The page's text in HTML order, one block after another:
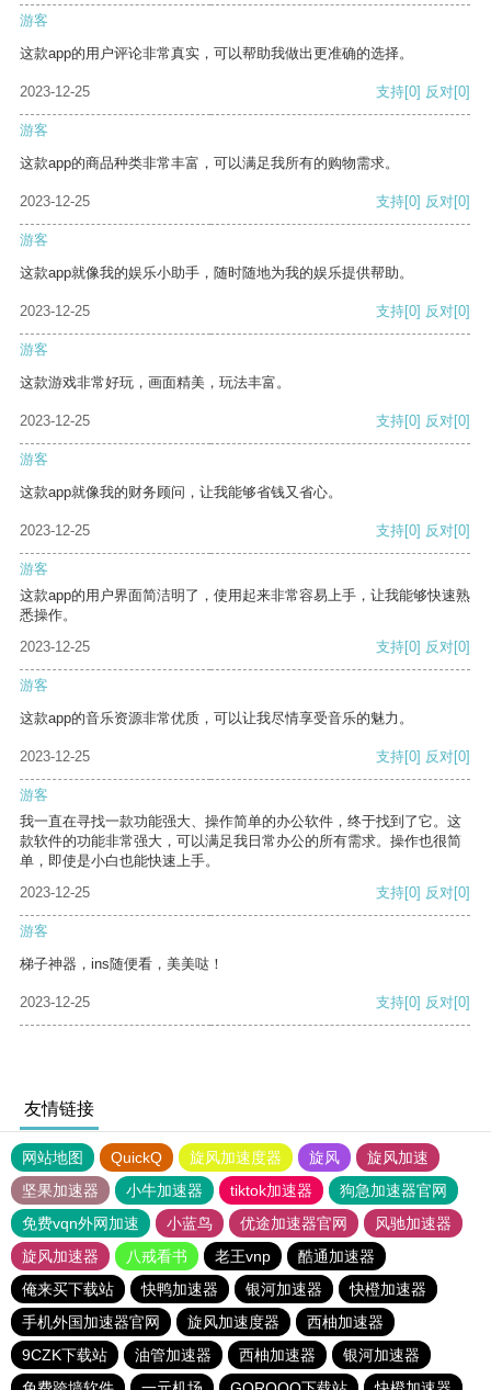
游客
这款app的用户评论非常真实，可以帮助我做出更准确的选择。
2023-12-25 支持[0] 反对[0]
游客
这款app的商品种类非常丰富，可以满足我所有的购物需求。
2023-12-25 支持[0] 反对[0]
游客
这款app就像我的娱乐小助手，随时随地为我的娱乐提供帮助。
2023-12-25 支持[0] 反对[0]
游客
这款游戏非常好玩，画面精美，玩法丰富。
2023-12-25 支持[0] 反对[0]
游客
这款app就像我的财务顾问，让我能够省钱又省心。
2023-12-25 支持[0] 反对[0]
游客
这款app的用户界面简洁明了，使用起来非常容易上手，让我能够快速熟
悉操作。
2023-12-25
支持[0] 反对[0]
游客
这款app的音乐资源非常优质，可以让我尽情享受音乐的魅力。
2023-12-25 支持[0] 反对[0]
游客
我一直在寻找一款功能强大、操作简单的办公软件，终于找到了它。这
款软件的功能非常强大，可以满足我日常办公的所有需求。操作也很简
单，即使是小白也能快速上手。
2023-12-25
支持[0] 反对[0]
游客
梯子神器，ins随便看，美美哒！
2023-12-25 支持[0] 反对[0]
友情链接
网站地图 QuickQ 旋风加速度器 旋风
旋风加速
坚果加速器
小牛加速器 tiktok加速器
狗急加速器官网
免费vqn外网加速
小蓝鸟 优途加速器官网
风驰加速器
旋风加速器
八戒看书 老王vnp
酷通加速器
俺来买下载站
快鸭加速器 银河加速器
快橙加速器
手机外国加速器官网
旋风加速度器
西柚加速器
9CZK下载站
油管加速器 西柚加速器
银河加速器